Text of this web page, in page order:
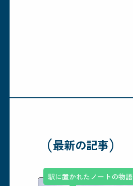
（最新の記事）
駅に置かれたノートの物語